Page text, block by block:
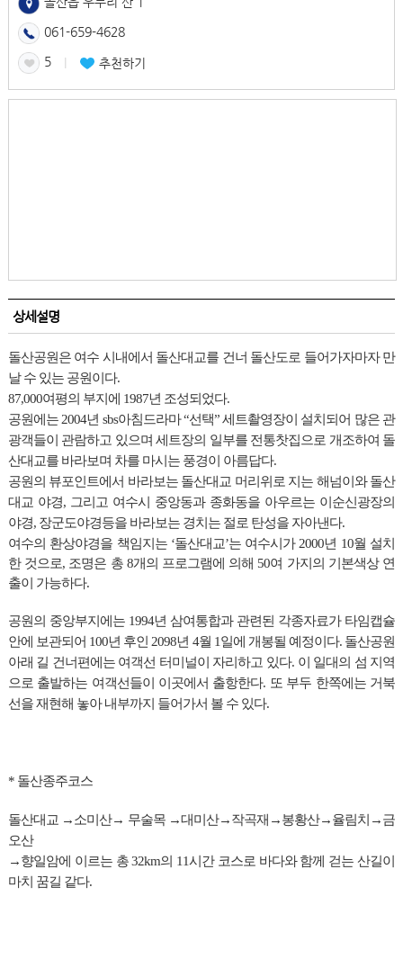
061-659-4628
5 l 추천하기
상세설명
돌산공원은 여수 시내에서 돌산대교를 건너 돌산도로 들어가자마자 만
날 수 있는 공원이다.
87,000여평의 부지에 1987년 조성되었다.
공원에는 2004년 sbs아침드라마 “선택” 세트촬영장이 설치되어 많은 관
광객들이 관람하고 있으며 세트장의 일부를 전통찻집으로 개조하여 돌
산대교를 바라보며 차를 마시는 풍경이 아름답다.
공원의 뷰포인트에서 바라보는 돌산대교 머리위로 지는 해넘이와 돌산
대교 야경, 그리고 여수시 중앙동과 종화동을 아우르는 이순신광장의
야경, 장군도야경등을 바라보는 경치는 절로 탄성을 자아낸다.
여수의 환상야경을 책임지는 ‘돌산대교’는 여수시가 2000년 10월 설치
한 것으로, 조명은 총 8개의 프로그램에 의해 50여 가지의 기본색상 연
출이 가능하다.
공원의 중앙부지에는 1994년 삼여통합과 관련된 각종자료가 타임캡슐
안에 보관되어 100년 후인 2098년 4월 1일에 개봉될 예정이다. 돌산공원
아래 길 건너편에는 여객선 터미널이 자리하고 있다. 이 일대의 섬 지역
으로 출발하는 여객선들이 이곳에서 출항한다. 또 부두 한쪽에는 거북
선을 재현해 놓아 내부까지 들어가서 볼 수 있다.
* 돌산종주코스
돌산대교 →소미산→ 무술목 →대미산→작곡재→봉황산→율림치→금
오산
→향일암에 이르는 총 32km의 11시간 코스로 바다와 함께 걷는 산길이
마치 꿈길 같다.